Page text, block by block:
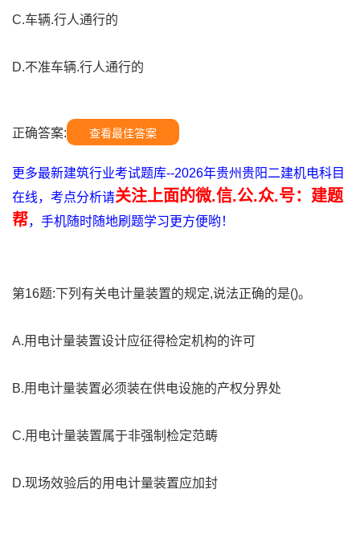
C.车辆.行人通行的
D.不准车辆.行人通行的
正确答案: 查看最佳答案
更多最新建筑行业考试题库--2026年贵州贵阳二建机电科目
在线，考点分析请关注上面的微.信.公.众.号：建题
帮，手机随时随地刷题学习更方便哟！
第16题:下列有关电计量装置的规定,说法正确的是()。
A.用电计量装置设计应征得检定机构的许可
B.用电计量装置必须装在供电设施的产权分界处
C.用电计量装置属于非强制检定范畴
D.现场效验后的用电计量装置应加封